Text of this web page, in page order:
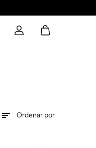
Ordenar por